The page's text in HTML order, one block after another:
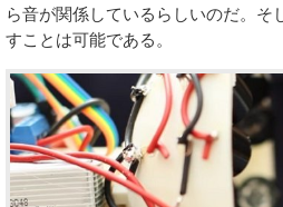
ら音が関係しているらしいのだ。そ
すことは可能である。